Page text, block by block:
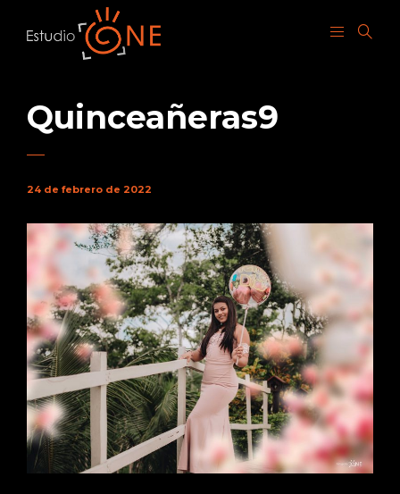
Quinceañeras9
24 de febrero de 2022